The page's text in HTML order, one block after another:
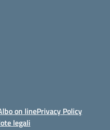
on linePrivacy Policy
legali